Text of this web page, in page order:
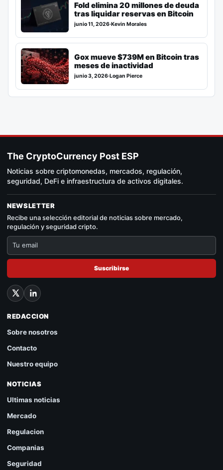
Fold elimina 20 millones de deuda
tras liquidar reservas en Bitcoin
junio 11, 2026·Kevin Morales
Gox mueve $739M en Bitcoin tras
meses de inactividad
junio 3, 2026·Logan Pierce
The CryptoCurrency Post ESP
Noticias sobre criptomonedas, mercados, regulación,
seguridad, DeFi e infraestructura de activos digitales.
NEWSLETTER
Recibe una selección editorial de noticias sobre mercado,
regulación y seguridad cripto.
Suscribirse
REDACCION
Sobre nosotros
Contacto
Nuestro equipo
NOTICIAS
Ultimas noticias
Mercado
Regulacion
Companias
Seguridad